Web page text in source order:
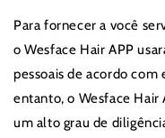
Para fornecer a você
o Wesface Hair APP
pessoais de acordo
entanto, o Wesface
um alto grau de